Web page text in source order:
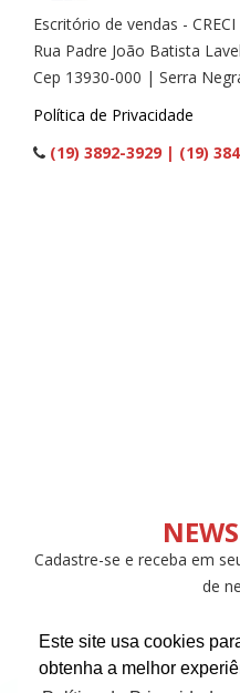
Este site usa cookies
obtenha a melhor
Escritório de vendas -
Rua Padre João Batista
Cep 13930-000 | Serra
Política de Privacidade
(19) 3892-3929 | (19)
Cadastre-se e receba em
de